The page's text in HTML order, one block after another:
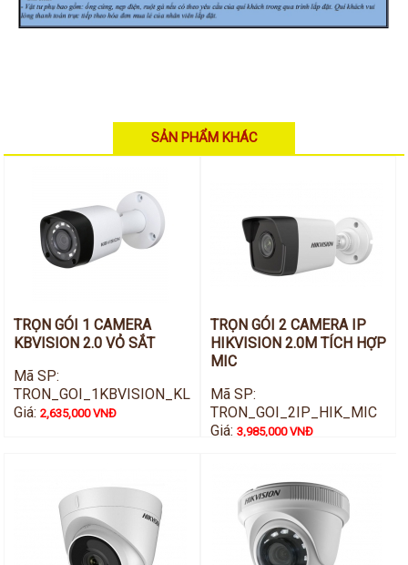
SẢN PHẨM KHÁC
TRỌN GÓI 1 CAMERA
KBVISION 2.0 VỎ SẮT
Mã SP:
TRON_GOI_1KBVISION_KL
Giá:2,635,000 VNĐ
TRỌN GÓI 2 CAMERA IP
HIKVISION 2.0M TÍCH HỢP
MIC
Mã SP:
TRON_GOI_2IP_HIK_MIC
Giá: 3,985,000 VNĐ